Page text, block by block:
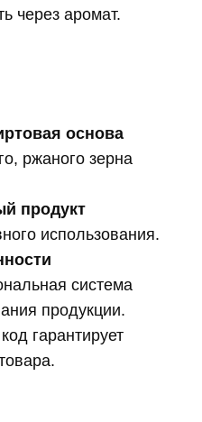
через аромат.
основа
ржаного зерна
продукт
использования.
система
продукции.
гарантирует